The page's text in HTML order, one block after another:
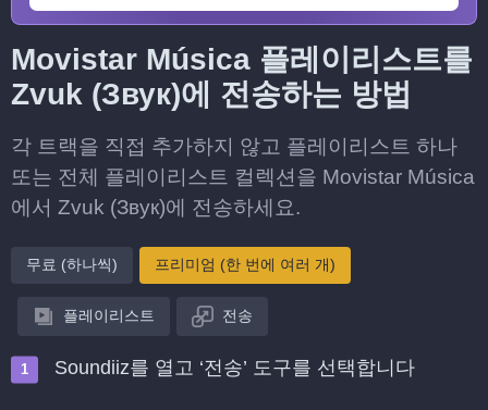
Movistar Música 플레이리스트를
Zvuk (Звук)에 전송하는 방법
각 트랙을 직접 추가하지 않고 플레이리스트 하나
또는 전체 플레이리스트 컬렉션을 Movistar Música
에서 Zvuk (Звук)에 전송하세요.
무료 (하나씩) 프리미엄 (한 번에 여러 개)
플레이리스트 전송
Soundiiz를 열고 ‘전송’ 도구를 선택합니다